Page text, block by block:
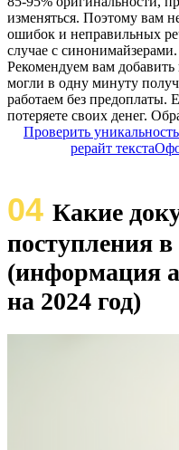
изменяться. Поэтому вам
ошибок и неправильных
случае с синонимайзерами.
Рекомендуем вам
могли в одну минуту
работаем без предоплаты.
потеряете своих денег.
Проверить уникальность
рерайт текста
04 Какие
поступления в
(информация
на 2024 год)